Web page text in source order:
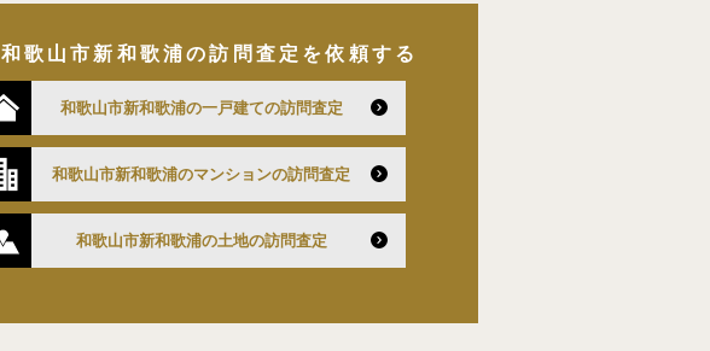
和歌山市新和歌浦の訪問査定を依頼する
和歌山市新和歌浦の一戸建ての訪問査定
和歌山市新和歌浦のマンションの訪問査定
和歌山市新和歌浦の土地の訪問査定